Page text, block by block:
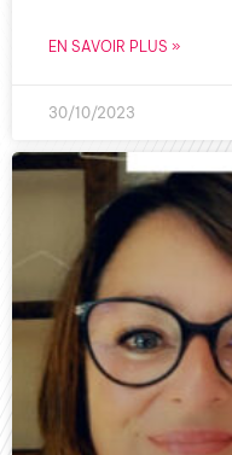
EN SAVOIR PLUS »
30/10/2023